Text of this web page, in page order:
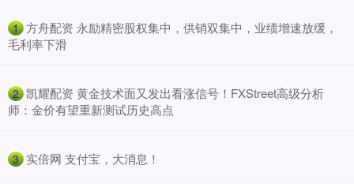
1 ​方舟配资 永励精密股权集中，供销双集中，业绩增速放缓，
毛利率下滑
2 ​凯耀配资 黄金技术面又发出看涨信号！FXStreet高级分析
师：金价有望重新测试历史高点
3 ​实倍网 支付宝，大消息！